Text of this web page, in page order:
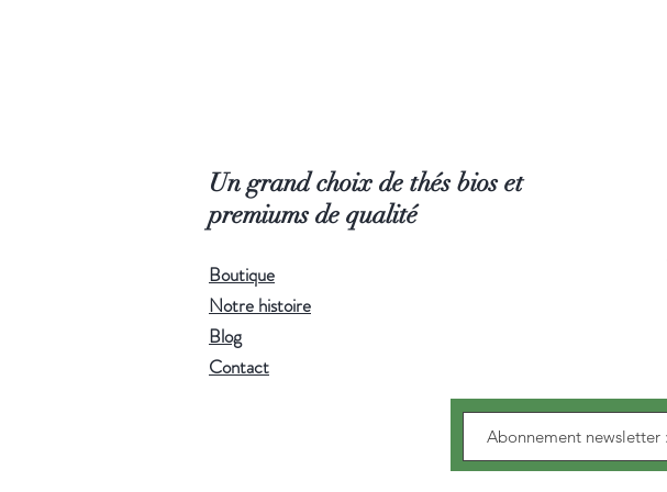
Un grand choix de thés bios et
premiums de qualité
Boutique
Notre histoire
Blog
Contact